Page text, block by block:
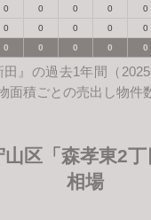
0 0 0 0 0
0 0 0 0 0
0 0 0 0 0
田』の過去1年間（
面積ごとの売出し物件
区「森孝東2
相場